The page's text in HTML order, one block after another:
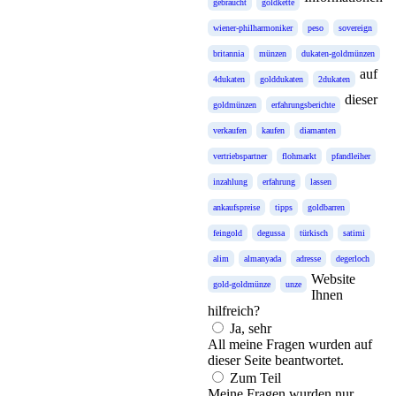
gebraucht goldkette
wiener-philharmoniker peso sovereign
britannia münzen dukaten-goldmünzen
4dukaten golddukaten 2dukaten
goldmünzen erfahrungsberichte
verkaufen kaufen diamanten
vertriebspartner flohmarkt pfandleiher
inzahlung erfahrung lassen
ankaufspreise tipps goldbarren
feingold degussa türkisch satimi
alim almanyada adresse degerloch
gold-goldmünze unze
auf
dieser
Website
Ihnen
hilfreich?
Ja, sehr
All meine Fragen wurden auf
dieser Seite beantwortet.
Zum Teil